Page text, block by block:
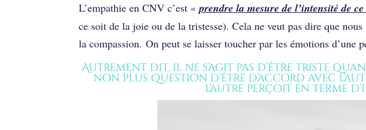
L’empathie en CNV c’est «prendre la mesure de l’intensité de
ce soit de la joie ou de la tristesse). Cela ne veut pas dire que
la compassion. On peut se laisser toucher par les émotions d’une
Autrement dit, il ne s’agit pas d’être triste
non plus question d’être d’accord avec
l’autre perçoit en terme